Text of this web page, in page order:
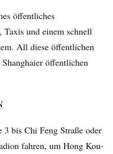
öffentliches
Taxis und einem schnell
All diese öffentlichen
öffentlichen
bis Chi Feng Straße oder
fahren, um Hong Kou-